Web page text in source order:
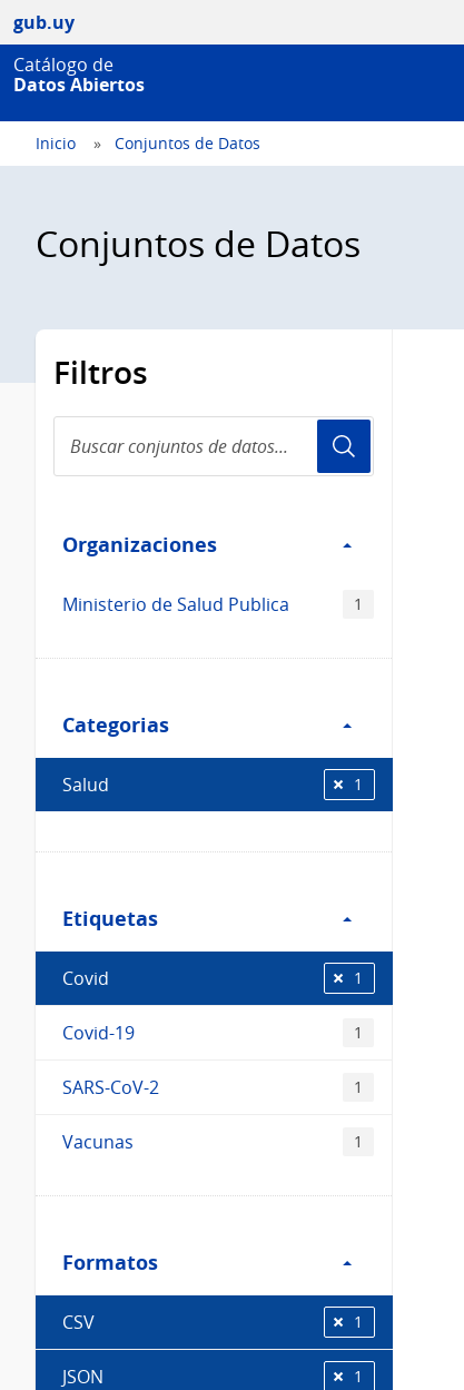
gub.uy
Catálogo de
Datos Abiertos
Inicio Conjuntos de Datos
Conjuntos de Datos
Filtros
conjuntos
de
Organizaciones
Organizaciones
Ministerio de Salud Publica 1
Categorias
Categorias
Salud 1
Etiquetas
Etiquetas
Covid 1
Covid-19 1
SARS-CoV-2 1
Vacunas 1
Formatos
Formatos
CSV 1
JSON 1